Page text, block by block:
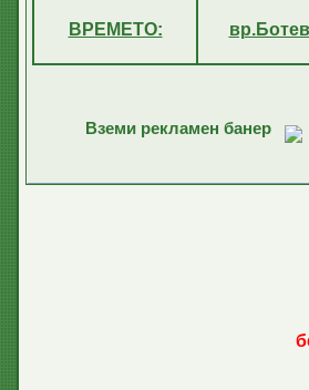
ВРЕМЕТО: вр.Ботев
Вземи рекламен банер